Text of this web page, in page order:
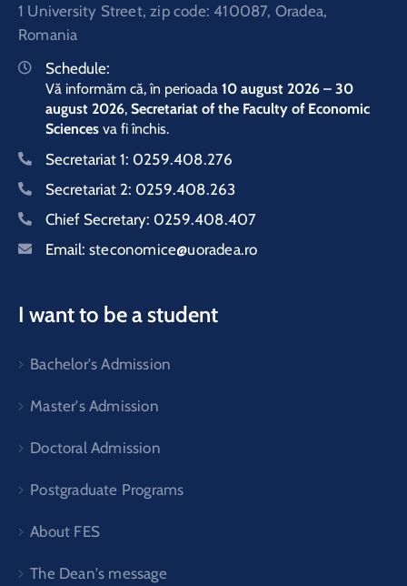
1 University Street, zip code: 410087, Oradea,
Romania
Schedule:
Vă informăm că, în perioada 10 august 2026 – 30
august 2026, Secretariat of the Faculty of Economic
Sciences va fi închis.
Secretariat 1: 0259.408.276
Secretariat 2: 0259.408.263
Chief Secretary: 0259.408.407
Email: steconomice@uoradea.ro
I want to be a student
Bachelor's Admission
Master's Admission
Doctoral Admission
Postgraduate Programs
About FES
The Dean's message